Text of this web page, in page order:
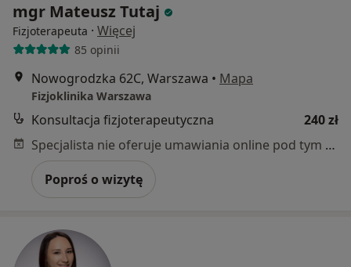
mgr Mateusz Tutaj
Fizjoterapeuta · Więcej
85 opinii
Nowogrodzka 62C, Warszawa • Mapa
Fizjoklinika Warszawa
Konsultacja fizjoterapeutyczna
240 zł
Specjalista nie oferuje umawiania online pod tym adresem.
Poproś o wizytę